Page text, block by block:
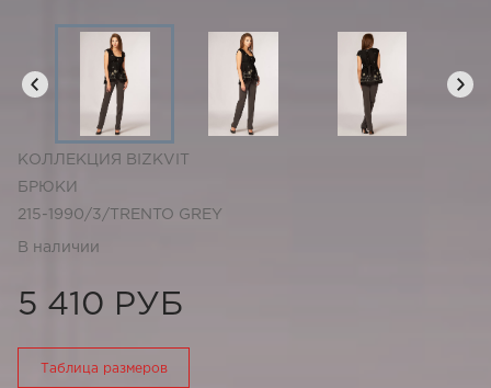
КОЛЛЕКЦИЯ BIZKVIT
БРЮКИ
215-1990/3/TRENTO GREY
В наличии
5 410 РУБ
Таблица размеров